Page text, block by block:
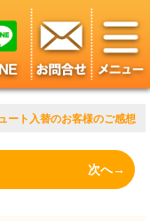
ト入替のお客様のご感想
次へ→